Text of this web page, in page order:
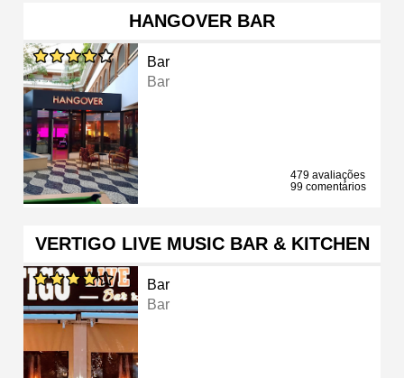
HANGOVER BAR
Bar
Bar
479 avaliações
99 comentários
VERTIGO LIVE MUSIC BAR & KITCHEN
Bar
Bar